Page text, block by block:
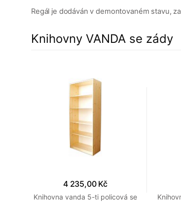
Regál je dodáván v demontovaném stavu,
Knihovny VANDA se zády
4 235,00 Kč
Knihovna vanda 5-ti policová se